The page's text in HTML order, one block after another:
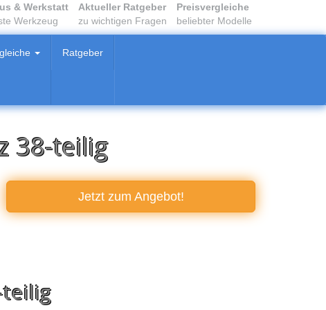
& Werkstatt
Werkzeug
Aktueller Ratgeber
zu wichtigen Fragen
Preisvergleiche
beliebter Modelle
Ratgeber
38-teilig
Jetzt zum Angebot!
teilig